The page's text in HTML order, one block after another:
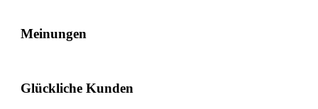
Meinungen
Glückliche Kunden